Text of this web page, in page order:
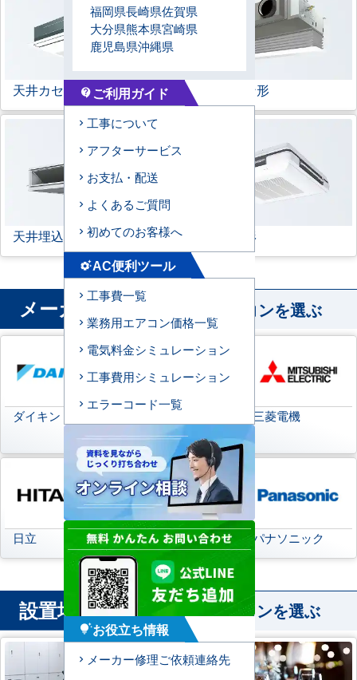
天井カセット形1方向 ビルトイン形
天井埋込ダクト形 天吊自在形
メーカー から業務用エアコンを選ぶ
ダイキン
日本キヤリア
(旧:東芝キヤリア)
三菱電機
日立 三菱重工 パナソニック
設置場所 から業務用エアコンを選ぶ
福岡県長崎県佐賀県
大分県熊本県宮崎県
鹿児島県沖縄県
contact_support ご利用ガイド
工事について
アフターサービス
お支払・配送
よくあるご質問
初めてのお客様へ
settings_suggestAC便利ツール
工事費一覧
業務用エアコン価格一覧
電気料金シミュレーション
工事費用シミュレーション
エラーコード一覧
tips_and_updatesお役立ち情報
メーカー修理ご依頼連絡先